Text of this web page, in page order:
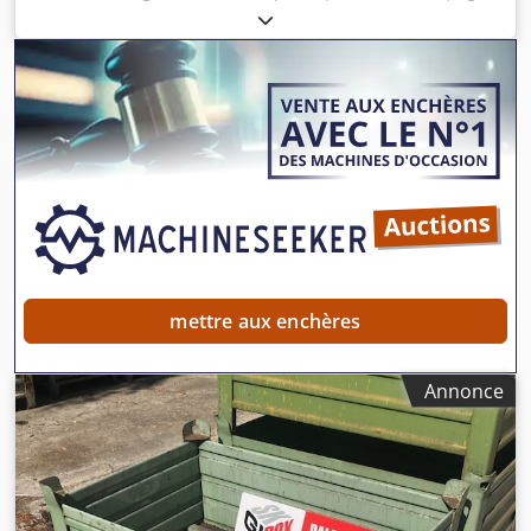
malheureusement inconnu | SANS PLATEFORME !!! | Sous
réserve d'erreurs, de fautes de saisie et de vente
préalable. Crodpexqqd Sofx Ac Uof
mettre aux enchères
Annonce